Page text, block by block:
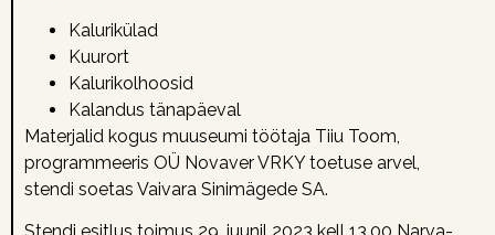
Kalurikülad
Kuurort
Kalurikolhoosid
Kalandus tänapäeval
Materjalid kogus muuseumi töötaja Tiiu Toom,
programmeeris OÜ Novaver VRKY toetuse arvel,
stendi soetas Vaivara Sinimägede SA.